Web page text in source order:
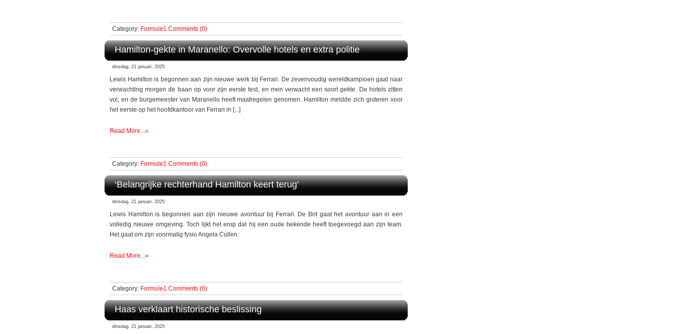
Category: Formule1 Comments (0)
Hamilton-gekte in Maranello: Overvolle hotels en extra politie
dinsdag, 21 januari, 2025
Lewis Hamilton is begonnen aan zijn nieuwe werk bij Ferrari. De zevenvoudig wereldkampioen gaat naar
verwachting morgen de baan op voor zijn eerste test, en men verwacht een soort gekte. De hotels zitten
vol, en de burgemeester van Maranello heeft maatregelen genomen. Hamilton meldde zich gisteren voor
het eerste op het hoofdkantoor van Ferrari in [...]
Read More...»
Category: Formule1 Comments (0)
‘Belangrijke rechterhand Hamilton keert terug’
dinsdag, 21 januari, 2025
Lewis Hamilton is begonnen aan zijn nieuwe avontuur bij Ferrari. De Brit gaat het avontuur aan in een
volledig nieuwe omgeving. Toch lijkt het erop dat hij een oude bekende heeft toegevoegd aan zijn team.
Het gaat om zijn voormalig fysio Angela Cullen.
Read More...»
Category: Formule1 Comments (0)
Haas verklaart historische beslissing
dinsdag, 21 januari, 2025